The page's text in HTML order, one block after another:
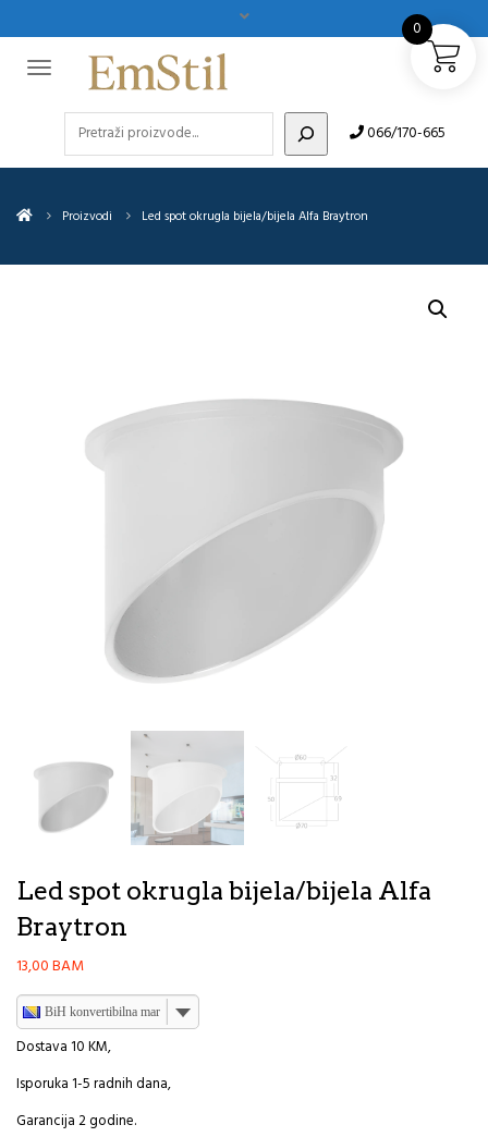
066/170-665
Proizvodi Led spot okrugla bijela/bijela Alfa Braytron
Led spot okrugla bijela/bijela Alfa
Braytron
13,00BAM
BiH konvertibilna marka
Dostava 10 KM,
Isporuka 1-5 radnih dana,
Garancija 2 godine.
0